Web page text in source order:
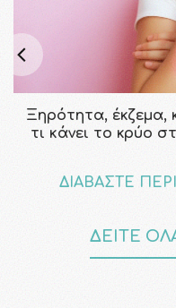
Ξηρότητα, έκζεμα,
τι κάνει το κρύο
ΔΙΑΒΑΣΤΕ
ΔΕΙΤΕ